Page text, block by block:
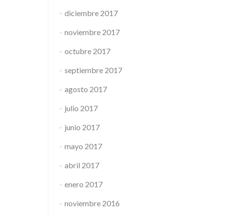
diciembre 2017
noviembre 2017
octubre 2017
septiembre 2017
agosto 2017
julio 2017
junio 2017
mayo 2017
abril 2017
enero 2017
noviembre 2016